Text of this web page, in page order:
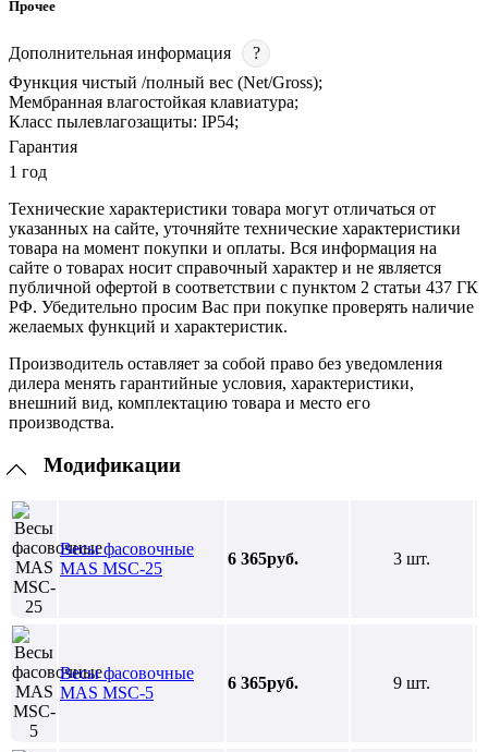
Прочее
Дополнительная информация
?
Функция чистый /полный вес (Net/Gross);
Мембранная влагостойкая клавиатура;
Класс пылевлагозащиты: IP54;
Гарантия
1 год
Технические характеристики товара могут отличаться от
указанных на сайте, уточняйте технические характеристики
товара на момент покупки и оплаты. Вся информация на
сайте о товарах носит справочный характер и не является
публичной офертой в соответствии с пунктом 2 статьи 437 ГК
РФ. Убедительно просим Вас при покупке проверять наличие
желаемых функций и характеристик.
Производитель оставляет за собой право без уведомления
дилера менять гарантийные условия, характеристики,
внешний вид, комплектацию товара и место его
производства.
Модификации
Весы фасовочные
MAS MSC-25
6 365руб. 3 шт.
Весы фасовочные
MAS MSC-5
6 365руб. 9 шт.